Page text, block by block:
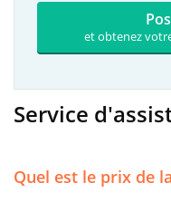
et obtenez
Service
Quel est le prix de